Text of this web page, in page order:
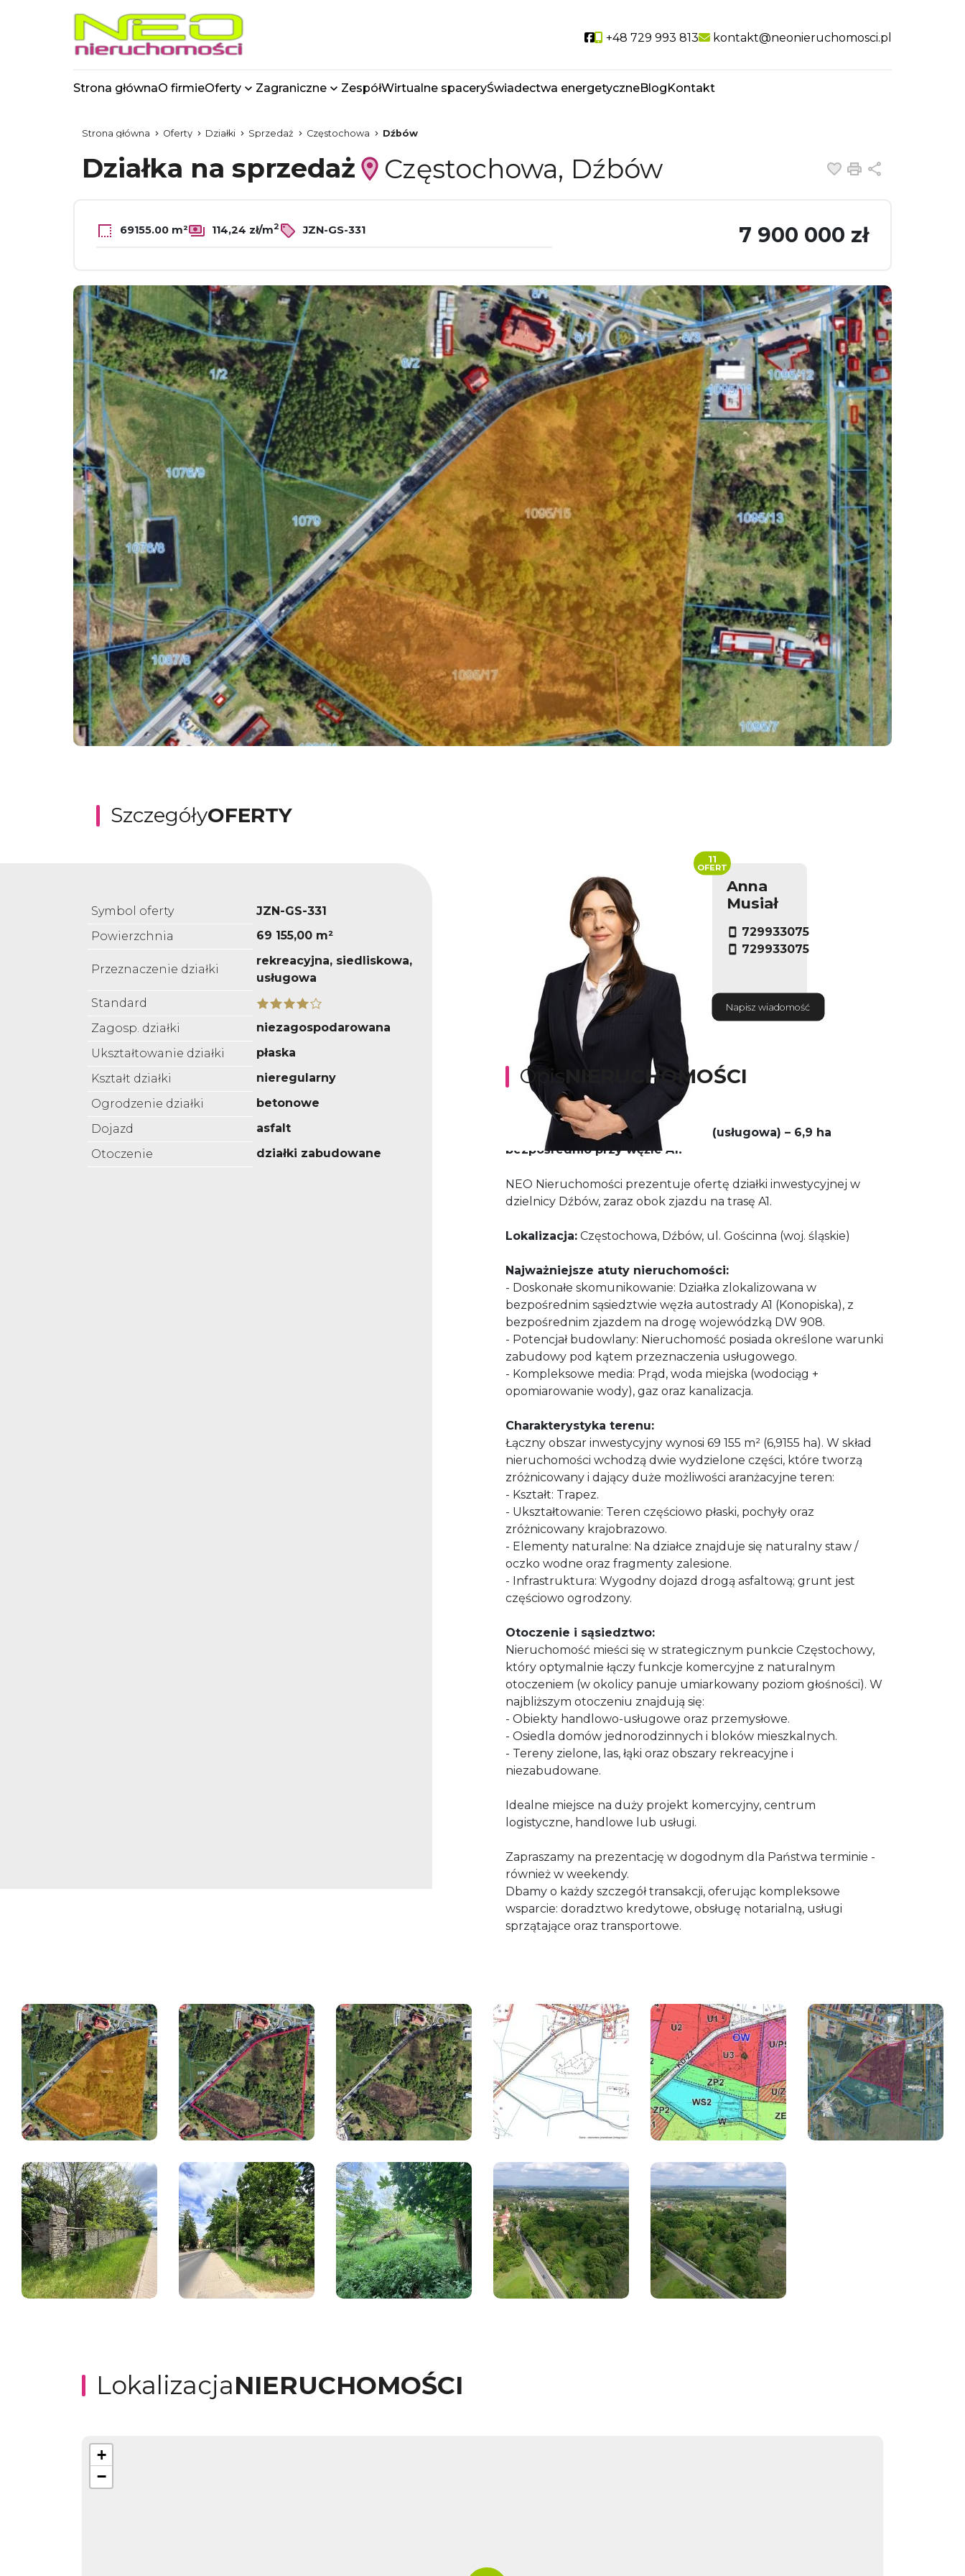
Social link
+48 729 993 813 kontakt@neonieruchomosci.pl
Strona głównaO firmieOferty Zagraniczne ZespółWirtualne spaceryŚwiadectwa energetyczneBlogKontakt
Strona główna Oferty Działki Sprzedaż Częstochowa Dźbów
Działka na sprzedaż Częstochowa, Dźbów Dodaj do
Drukuj
69155.00 m² 114,24 zł/m2 JZN-GS-331 7 900 000 zł
SzczegółyOFERTY
Symbol oferty
JZN-GS-331
Powierzchnia
69 155,00 m²
Przeznaczenie działki
rekreacyjna, siedliskowa,
usługowa
Standard
Zagosp. działki
niezagospodarowana
Ukształtowanie działki
płaska
Kształt działki
nieregularny
Ogrodzenie działki
betonowe
Dojazd
asfalt
Otoczenie
działki zabudowane
Anna
Musiał
729933075
729933075
Napisz wiadomość
11
OFERT
Opis NIERUCHOMOŚCI
Wyjątkowa działka inwestycyjna (usługowa) – 6,9 ha
bezpośrednio przy węźle A1!
NEO Nieruchomości prezentuje ofertę działki inwestycyjnej w
dzielnicy Dźbów, zaraz obok zjazdu na trasę A1.
Lokalizacja: Częstochowa, Dźbów, ul. Gościnna (woj. śląskie)
Najważniejsze atuty nieruchomości:
- Doskonałe skomunikowanie: Działka zlokalizowana w
bezpośrednim sąsiedztwie węzła autostrady A1 (Konopiska), z
bezpośrednim zjazdem na drogę wojewódzką DW 908.
- Potencjał budowlany: Nieruchomość posiada określone warunki
zabudowy pod kątem przeznaczenia usługowego.
- Kompleksowe media: Prąd, woda miejska (wodociąg +
opomiarowanie wody), gaz oraz kanalizacja.
Charakterystyka terenu:
Łączny obszar inwestycyjny wynosi 69 155 m² (6,9155 ha). W skład
nieruchomości wchodzą dwie wydzielone części, które tworzą
zróżnicowany i dający duże możliwości aranżacyjne teren:
- Kształt: Trapez.
- Ukształtowanie: Teren częściowo płaski, pochyły oraz
zróżnicowany krajobrazowo.
- Elementy naturalne: Na działce znajduje się naturalny staw /
oczko wodne oraz fragmenty zalesione.
- Infrastruktura: Wygodny dojazd drogą asfaltową; grunt jest
częściowo ogrodzony.
Otoczenie i sąsiedztwo:
Nieruchomość mieści się w strategicznym punkcie Częstochowy,
który optymalnie łączy funkcje komercyjne z naturalnym
otoczeniem (w okolicy panuje umiarkowany poziom głośności). W
najbliższym otoczeniu znajdują się:
- Obiekty handlowo-usługowe oraz przemysłowe.
- Osiedla domów jednorodzinnych i bloków mieszkalnych.
- Tereny zielone, las, łąki oraz obszary rekreacyjne i
niezabudowane.
Idealne miejsce na duży projekt komercyjny, centrum
logistyczne, handlowe lub usługi.
Zapraszamy na prezentację w dogodnym dla Państwa terminie -
również w weekendy.
Dbamy o każdy szczegół transakcji, oferując kompleksowe
wsparcie: doradztwo kredytowe, obsługę notarialną, usługi
sprzątające oraz transportowe.
LokalizacjaNIERUCHOMOŚCI
+
−